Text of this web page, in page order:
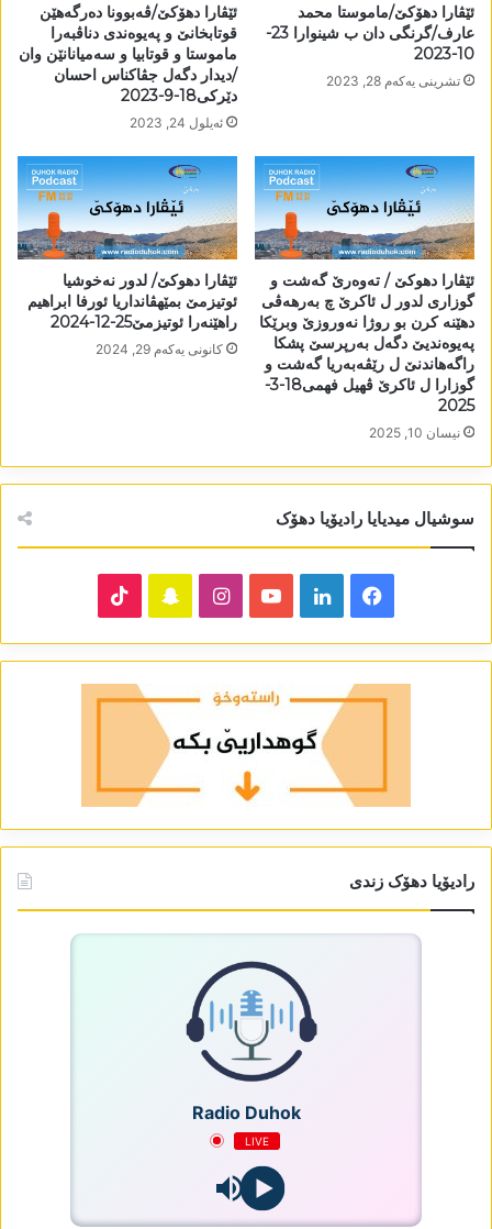
ئێڤارا دھۆکێ/ماموستا محمد
عارف/گرنگی دان ب شینوارا 23-
10-2023
تشرینی یه‌كه‌م 28, 2023
ئێڤارا دھۆکێ/ڤەبوونا دەرگەھێن
قوتابخانێ و پەیوەندی دناڤبەرا
ماموستا و قوتابیا و سەمیانانێن وان
/دیدار دگەل جڤاکناس احسان
دێرکی18-9-2023
ئه‌یلول 24, 2023
ئێڤارا دھوکێ / تەوەرێ گەشت و
گوزاری لدور ل ئاکرێ چ بەرھەڤی
دھێنە کرن بو روژا نەوروزێ وبرێکا
پەیوەندیێ دگەل بەرپرسێ پشکا
راگەھاندنێ ل رێڤەبەریا گەشت و
گوزارا ل ئاکرێ ڤھیل فھمی18-3-
2025
نیسان 10, 2025
ئێڤارا دھوکێ/ لدور نەخوشیا
ئوتیزمێ بمێھڤانداریا ئورفا ابراھیم
راھێنەرا ئوتیزمێ25-12-2024
كانونی یه‌كه‌م 29, 2024
سوشیال میدیایا رادیۆیا دھۆک
Facebook
LinkedIn
YouTube
Instagram
Snapchat
رادیۆیا دھۆک زندی
Radio Duhok
LIVE